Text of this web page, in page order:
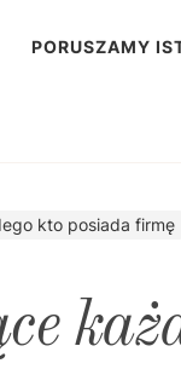
PORUSZAMY
kto posiada firmę